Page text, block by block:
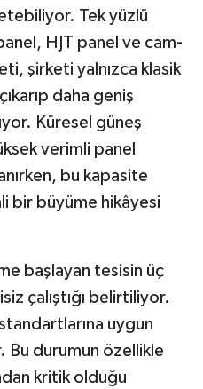
Tek yüzlü
HJT panel ve cam-
şirketi yalnızca klasik
daha geniş
Küresel güneş
verimli panel
bu kapasite
bir büyüme hikâyesi
başlayan tesisin üç
çalıştığı belirtiliyor.
uygun
Bu durumun özellikle
kritik olduğu